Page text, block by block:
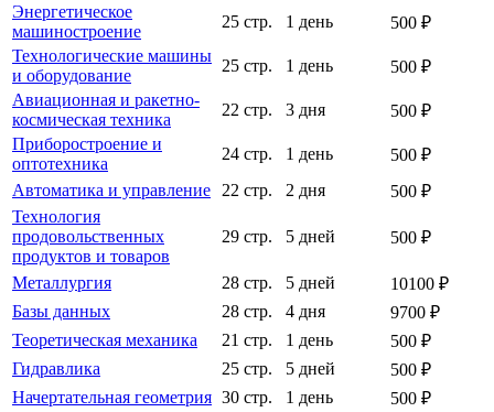
Энергетическое
машиностроение
25 стр. 1 день
500 ₽
Технологические машины
и оборудование
25 стр. 1 день
500 ₽
Авиационная и ракетно-
космическая техника
22 стр. 3 дня
500 ₽
Приборостроение и
оптотехника
24 стр. 1 день
500 ₽
Автоматика и управление
22 стр. 2 дня
500 ₽
Технология
продовольственных
продуктов и товаров
29 стр. 5 дней 500 ₽
Металлургия 28 стр. 5 дней
10100 ₽
Базы данных
28 стр. 4 дня
9700 ₽
Теоретическая механика
21 стр. 1 день
500 ₽
Гидравлика
25 стр. 5 дней
500 ₽
Начертательная геометрия 30 стр. 1 день
500 ₽